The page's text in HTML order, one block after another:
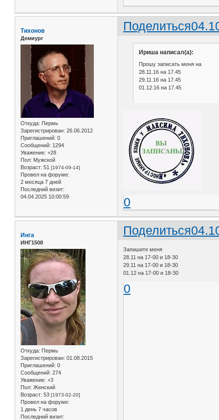
Поделиться
Тихонов
Демиург
Откуда: Пермь
Зарегистрирован: 26.06.2012
Приглашений: 0
Сообщений: 1294
Уважение: +28
Пол: Мужской
Возраст: 51 [1974-09-14]
Провел на форуме:
2 месяца 7 дней
Последний визит:
04.04.2025 10:00:59
Ириша написал(а):
Прошу записать меня на
28.11.16 на 17.45
29.11.16 на 17.45
01.12.16 на 17.45
0
Поделиться
Инга
ИНГ1508
Откуда: Пермь
Зарегистрирован: 01.08.2015
Приглашений: 0
Сообщений: 274
Уважение: +3
Пол: Женский
Возраст: 53 [1973-02-20]
Провел на форуме:
1 день 7 часов
Последний визит:
Запишите меня
28.11 на 17-00 и 18-30
29.11 на 17-00 и 18-30
01.12 на 17-00 и 18-30
0